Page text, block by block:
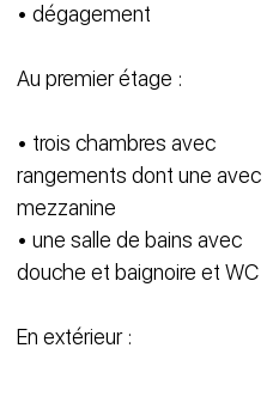
• dégagement
Au premier étage :
• trois chambres avec
rangements dont une avec
mezzanine
• une salle de bains avec
douche et baignoire et WC
En extérieur :